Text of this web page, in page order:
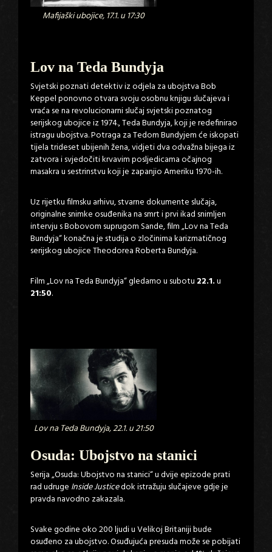
Mafijaški ubojice, 17.1. u 17:30
Lov na Teda Bundyja
Svjetski poznati detektiv iz odjela za ubojstva Bob
Keppel ponovno otvara svoju osobnu knjigu slučajeva i
vraća se na revolucionarni slučaj svjetski poznatog
serijskog ubojice iz 1974., Teda Bundyja, koji je redefinirao
istragu ubojstva. Potraga za Tedom Bundyjem će iskopati
tijela trideset ubijenih žena, vidjeti dva odvažna bijega iz
zatvora i svjedočiti krvavim posljedicama očajnog
masakra u sestrinstvu koji je zapanjio Ameriku 1970-ih.
Uz rijetku filmsku arhivu, stvarne dokumente slučaja,
originalne snimke osuđenika na smrt i prvi ikad snimljen
intervju s Bobovom suprugom Sande, film „Lov na Teda
Bundyja“ konačna je studija o zločinima karizmatičnog
serijskog ubojice Theodorea Roberta Bundyja.
Film „Lov na Teda Bundyja“ gledamo u subotu 22.1.u
21:50.
Lov na Teda Bundyja, 22.1. u 21:50
Osuda: Ubojstvo na stanici
Serija „Osuda: Ubojstvo na stanici“ u dvije epizode prati
rad udruge Inside Justicedok istražuju slučajeve gdje je
pravda navodno zakazala.
Svake godine oko 200 ljudi u Velikoj Britaniji bude
osuđeno za ubojstvo. Osuđujuća presuda može se pobijati